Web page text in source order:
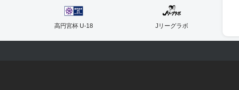
高円宮杯 U-18 Jリーグラボ